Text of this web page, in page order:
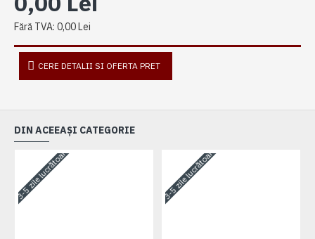
Fără TVA: 0,00 Lei
CERE DETALII SI OFERTA PRET
DIN ACEEAȘI CATEGORIE
3-5 zile lucrătoare 3-5 zile lucrătoare